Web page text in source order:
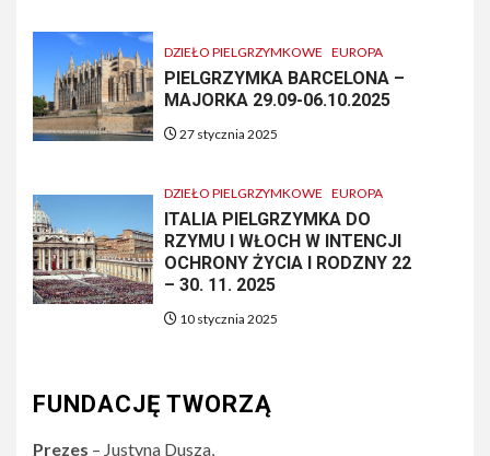
DZIEŁO PIELGRZYMKOWE EUROPA
PIELGRZYMKA BARCELONA –
MAJORKA 29.09-06.10.2025
27 stycznia 2025
DZIEŁO PIELGRZYMKOWE EUROPA
ITALIA PIELGRZYMKA DO
RZYMU I WŁOCH W INTENCJI
OCHRONY ŻYCIA I RODZNY 22
– 30. 11. 2025
10 stycznia 2025
FUNDACJĘ TWORZĄ
Prezes – Justyna Dusza,